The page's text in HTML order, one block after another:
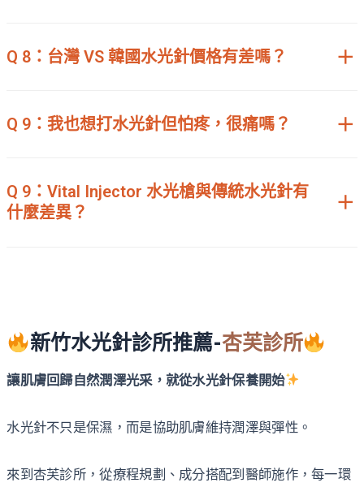
Q 8：台灣 VS 韓國水光針價格有差嗎？
Q 9：我也想打水光針但怕疼，很痛嗎？
Q 9：Vital Injector 水光槍與傳統水光針有
什麼差異？
新竹水光針診所推薦-杏芙診所
讓肌膚回歸自然潤澤光采，就從水光針保養開始
水光針不只是保濕，而是協助肌膚維持潤澤與彈性。
來到杏芙診所，從療程規劃、成分搭配到醫師施作，每一環